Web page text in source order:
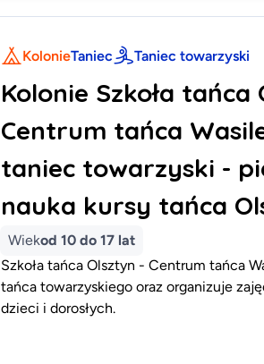
KolonieTaniec Taniec towarzyski
Kolonie Szkoła tańca
Centrum tańca
taniec towarzyski -
nauka kursy tańca
Wiekod 10 do 17 lat
Szkoła tańca Olsztyn - Centrum tańca
tańca towarzyskiego oraz organizuje
dzieci i dorosłych.